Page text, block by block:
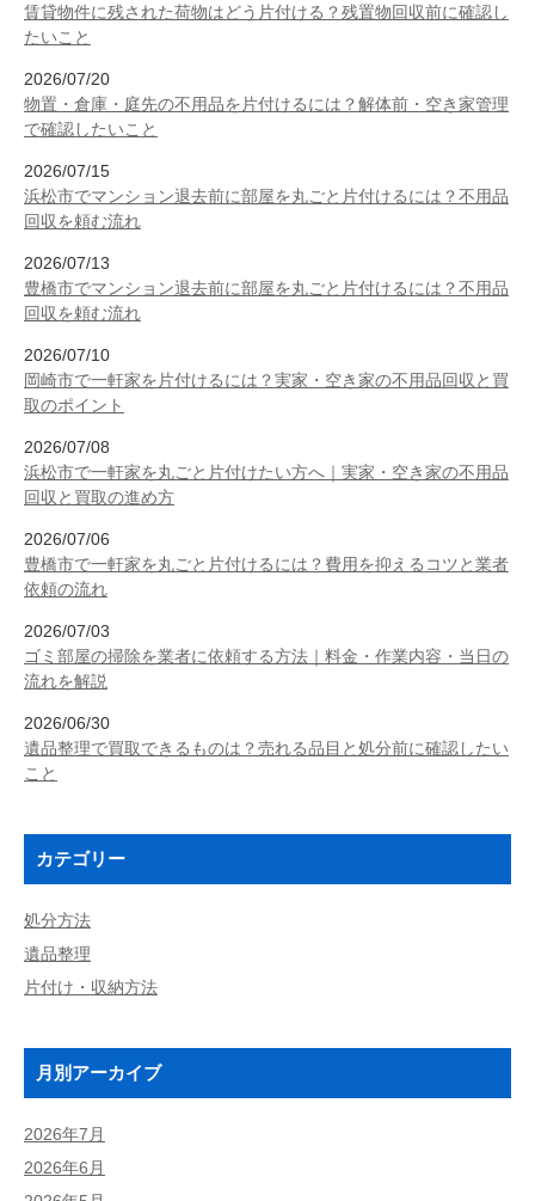
賃貸物件に残された荷物はどう片付ける？残置物回収前に確認し
たいこと
2026/07/20
物置・倉庫・庭先の不用品を片付けるには？解体前・空き家管理
で確認したいこと
2026/07/15
浜松市でマンション退去前に部屋を丸ごと片付けるには？不用品
回収を頼む流れ
2026/07/13
豊橋市でマンション退去前に部屋を丸ごと片付けるには？不用品
回収を頼む流れ
2026/07/10
岡崎市で一軒家を片付けるには？実家・空き家の不用品回収と買
取のポイント
2026/07/08
浜松市で一軒家を丸ごと片付けたい方へ｜実家・空き家の不用品
回収と買取の進め方
2026/07/06
豊橋市で一軒家を丸ごと片付けるには？費用を抑えるコツと業者
依頼の流れ
2026/07/03
ゴミ部屋の掃除を業者に依頼する方法｜料金・作業内容・当日の
流れを解説
2026/06/30
遺品整理で買取できるものは？売れる品目と処分前に確認したい
こと
カテゴリー
処分方法
遺品整理
片付け・収納方法
月別アーカイブ
2026年7月
2026年6月